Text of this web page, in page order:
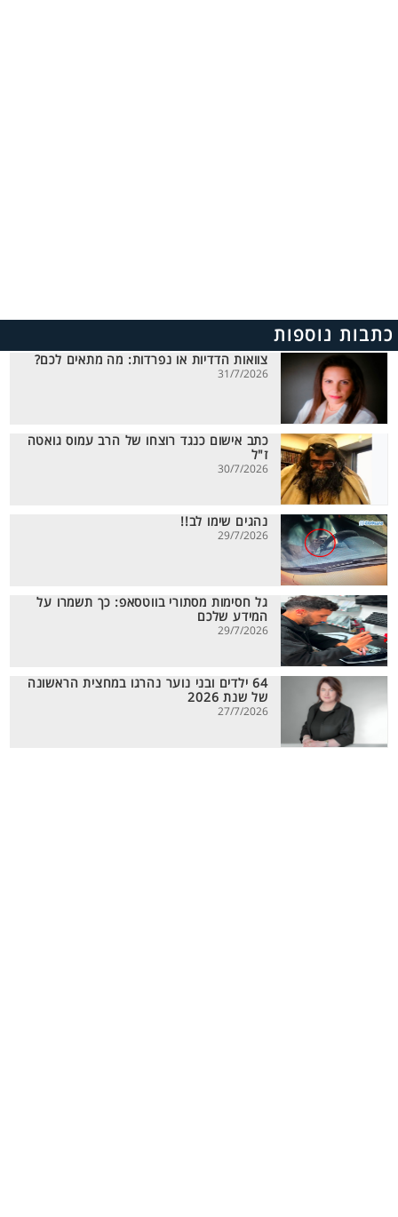
כתבות נוספות
צוואות הדדיות או נפרדות: מה מתאים לכם?
31/7/2026
כתב אישום כנגד רוצחו של הרב עמוס גואטה
ז"ל
30/7/2026
נהגים שימו לב!!
29/7/2026
גל חסימות מסתורי בווטסאפ: כך תשמרו על
המידע שלכם
29/7/2026
64 ילדים ובני נוער נהרגו במחצית הראשונה
של שנת 2026
27/7/2026